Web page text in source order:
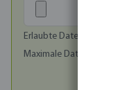
Erlaubte Dateien:
Maximale Dateigröße